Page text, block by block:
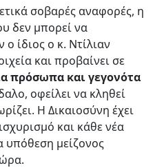
σοβαρές αναφορές, η
δεν μπορεί να
ίδιος ο κ. Ντίλιαν
και προβαίνει σε
πρόσωπα και γεγονότα
οφείλει να κληθεί
Η Δικαιοσύνη έχει
και κάθε νέα
μείζονος